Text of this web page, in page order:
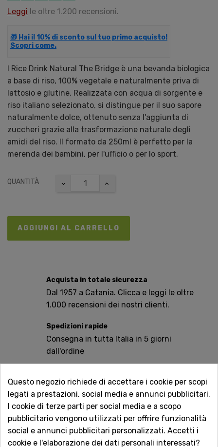
Leggi le oltre 1.200 recensioni.
🎁 Hai il 10% di sconto sul tuo primo acquisto!
Scopri come.
l Rice Drink Natural The Bridge è una bevanda biologica
a base di riso, 100% vegetale e naturalmente priva di
lattosio e glutine. Realizzata con acqua di sorgente e
riso italiano selezionato, si distingue per il suo sapore
naturalmente dolce, ottenuto senza l'aggiunta di
zuccheri grazie alla trasformazione naturale degli
amidi del riso. Il formato da 250ml è perfetto per la
merenda dei bambini, per l'ufficio o per lo sport.
QUANTITÀ
AGGIUNGI AL CARRELLO
Acquista in totale sicurezza
Dal 1957 a Catania. Clicca e leggi le oltre
1.000 recensioni dei nostri clienti.
Spedizioni rapide
Consegna in tutta Italia in 5 giorni
dall'ordine
Contattaci online oppure chiama per
qualsiasi informazione.
Ingredienti: Acqua, riso 17%, olio di semi di girasole, olio
di semi di cartamo, sale marino.
Questo negozio richiede di accettare i cookie per scopi
legati a prestazioni, social media e annunci pubblicitari.
I cookie di terze parti per social media e a scopo
pubblicitario vengono utilizzati per offrire funzionalità
social e annunci pubblicitari personalizzati. Accetti i
cookie e l'elaborazione dei dati personali interessati?